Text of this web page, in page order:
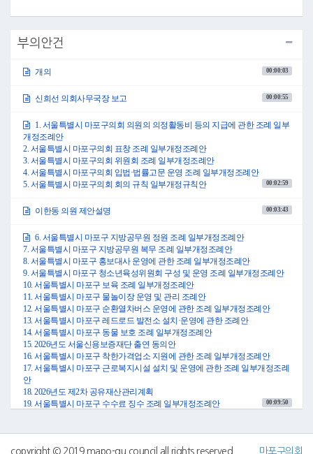
○부의장 권영숙 의사일정 제1항부터 제5항까지 의회운영위원회에서 제안한
안건 5건을 일괄 상정합니다.
명해 주시기 바랍니다.
○이한동의원 존경하는 권영숙 의장님 그리고 선배 동료의원 여러분!
제283회 서울특별시 마포구의회 임시회 중 의회운영위원회에서 제안한 5건
에 대하여 일괄 제안설명을 드리도록 하겠습니다.
먼저 서울특별시 마포구의회 의원의 의정활동비 등의 지급에 관한 조례 일
부개정조례안에 대해 제안설명드리겠습니다.
본 조례안은 상위 규정인 「공무원 여비 규정」 및 국민권익위원회 자치법
규 부패영향평가 개선 권고에 따라 용어를 정비하고자 합니다.
다음은 서울특별시 마포구의회 표창 조례 일부개정조례안에 대해 설명드리
겠습니다.
의회 표창 대상 기준을 정비함으로써 대상자의 자격을 강화하고, 표창의 영
예성을 제고하고자 하는 것입니다.
주요 내용은 안 제4조제1항 음주운전·성범죄 등 주요 비위자를 표창 대상에
서 제외하고, 안 제4조제2항 거짓 또는 부정한 방법으로 표창을 받은 경우 취
소 및 환수 등 제재 규정을 신설하는 것입니다.
다음은 서울특별시 마포구의회 위원회 조례 일부개정조례안에 대한 제안설
명을 드리도록 하겠습니다.
본 조례안은 행정건설위원회와 복지도시위원회 간 소관 부서 불균형을 해소
하기 위해 교육체육국 소관을 복지도시위원회로 조정하고, 정책 연계성과
전문성을 강화함으로써 업무 균형과 의회 운영 효율성을 제고하고자 하는
것입니다.
주요 내용은 안 제3조제2항제2호 행정건설위원회에 “교육체육국 소관에 속
하는 사항”을 삭제하고, 안 제3조제2항제3호 복지도시위원회에 “교육체육국
소관에 속하는 사항”을 신설하는 것입니다.
다음은 서울특별시 마포구의회 입법·법률고문 운영 조례 일부개정조례안에
본 조례안은 국민권익위원회 부패영향평가 개선 권고에 따라 입법·법률고문
부의안건
개의 00:00:03
신희선 의회사무국장 보고 00:00:55
1. 서울특별시 마포구의회 의원의 의정활동비 등의 지급에 관한 조례 일부
개정조례안
2. 서울특별시 마포구의회 표창 조례 일부개정조례안
3. 서울특별시 마포구의회 위원회 조례 일부개정조례안
4. 서울특별시 마포구의회 입법·법률고문 운영 조례 일부개정조례안
5. 서울특별시 마포구의회 회의 규칙 일부개정규칙안
00:02:59
이한동 의원 제안설명 00:03:43
6. 서울특별시 마포구 지방공무원 정원 조례 일부개정조례안
7. 서울특별시 마포구 지방공무원 복무 조례 일부개정조례안
8. 서울특별시 마포구 홍보대사 운영에 관한 조례 일부개정조례안
9. 서울특별시 마포구 청소년육성위원회 구성 및 운영 조례 일부개정조례안
10. 서울특별시 마포구 보육 조례 일부개정조례안
11. 서울특별시 마포구 물놀이장 운영 및 관리 조례안
12. 서울특별시 마포구 순환열차버스 운영에 관한 조례 일부개정조례안
13. 서울특별시 마포구 레드로드 발전소 설치·운영에 관한 조례안
14. 서울특별시 마포구 동물 보호 조례 일부개정조례안
15. 2026년도 서울신용보증재단 출연 동의안
16. 서울특별시 마포구 착한가격업소 지원에 관한 조례 일부개정조례안
17. 서울특별시 마포구 근로복지시설 설치 및 운영에 관한 조례 일부개정조례
안
18. 2026년도 제2차 공유재산관리계획
19. 서울특별시 마포구 수수료 징수 조례 일부개정조례안
00:09:50
마포구의회
copyright © 2019 mapo-gu council all rights reserved